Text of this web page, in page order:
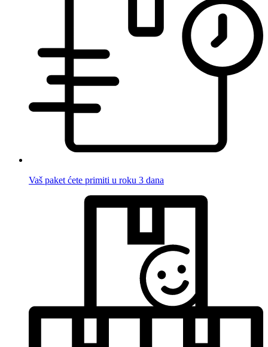
Vaš paket ćete primiti u roku 3 dana